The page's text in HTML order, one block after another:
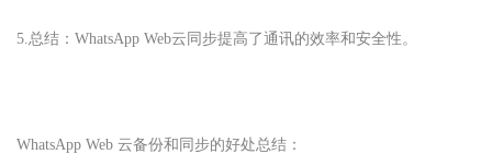
5.总结：WhatsApp Web云同步提高了通讯的效率和安全性。
WhatsApp Web 云备份和同步的好处总结：